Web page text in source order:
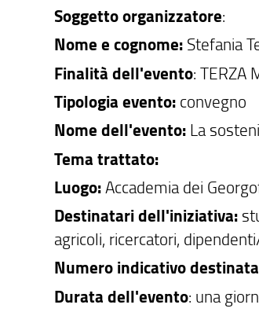
Soggetto organizzatore:
Nome e cognome: Stefania
Finalità dell'evento: TERZA
Tipologia evento: convegno
Nome dell'evento: La
Tema trattato:
Luogo:Accademia dei
Destinatari dell'iniziativa:
agricoli, ricercatori,
Numero indicativo
Durata dell'evento: una